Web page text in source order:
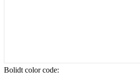
Bolidt color code: